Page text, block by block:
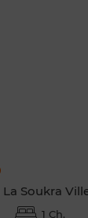
Soukra
1 Ch.